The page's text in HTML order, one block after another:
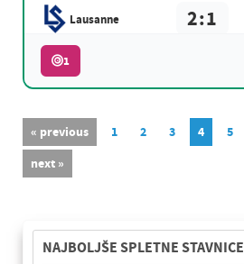
Lausanne 2:1
1
« previous 1 2 3 4 5
next »
NAJBOLJŠE SPLETNE STAVNICE